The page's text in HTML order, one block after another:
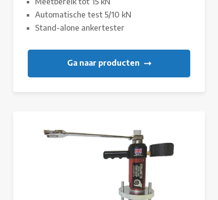
Automatische test 5/10 kN
Stand-alone ankertester
Ga naar producten